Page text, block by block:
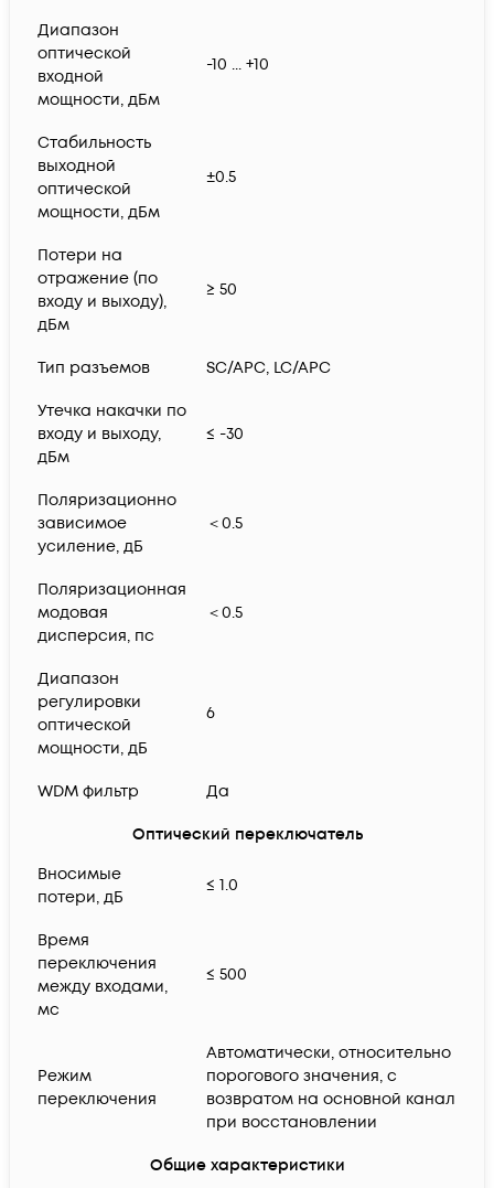
Диапазон
оптической
входной
мощности, дБм
-10 ... +10
Стабильность
выходной
оптической
мощности, дБм
±0.5
Потери на
отражение (по
входу и выходу),
дБм
≥ 50
Тип разъемов SC/APC, LC/APC
Утечка накачки по
входу и выходу,
дБм
≤ -30
Поляризационно
зависимое
усиление, дБ
＜0.5
Поляризационная
модовая
дисперсия, пс
＜0.5
Диапазон
регулировки
оптической
мощности, дБ
6
WDM фильтр Да
Оптический переключатель
Вносимые
потери, дБ
≤ 1.0
Время
переключения
между входами,
мс
≤ 500
Режим
переключения
Автоматически, относительно
порогового значения, с
возвратом на основной канал
при восстановлении
Общие характеристики